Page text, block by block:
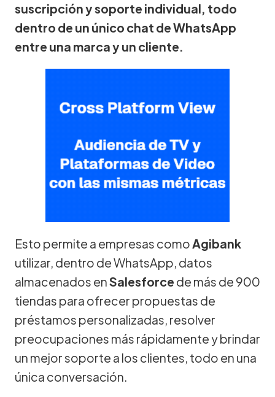
suscripción y soporte individual, todo
dentro de un único chat de WhatsApp
entre una marca y un cliente.
Esto permite a empresas como Agibank
utilizar, dentro de WhatsApp, datos
almacenados enSalesforce de más de 900
tiendas para ofrecer propuestas de
préstamos personalizadas, resolver
preocupaciones más rápidamente y brindar
un mejor soporte a los clientes, todo en una
única conversación.